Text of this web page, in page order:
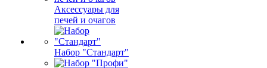
Аксессуары для
печей и очагов
Набор "Стандарт"